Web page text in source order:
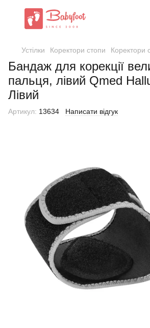
Устілки Коректори стопи Коректори
Бандаж для корекції
пальця, лівий Qmed
Лівий
Артикул: 13634 Написати відгук